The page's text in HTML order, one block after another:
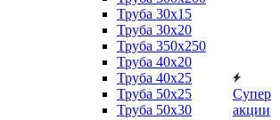
Труба 30x15
Труба 30x20
Труба 350x250
Труба 40x20
Труба 40x25
Труба 50x25
Труба 50x30
Супер
акции